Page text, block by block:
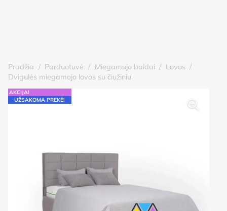
Pradžia / Parduotuvė / Miegamojo baldai / Lovos /
Dvigulės miegamojo lovos su čiužiniu
AKCIJA!
UŽSAKOMA PREKĖ!